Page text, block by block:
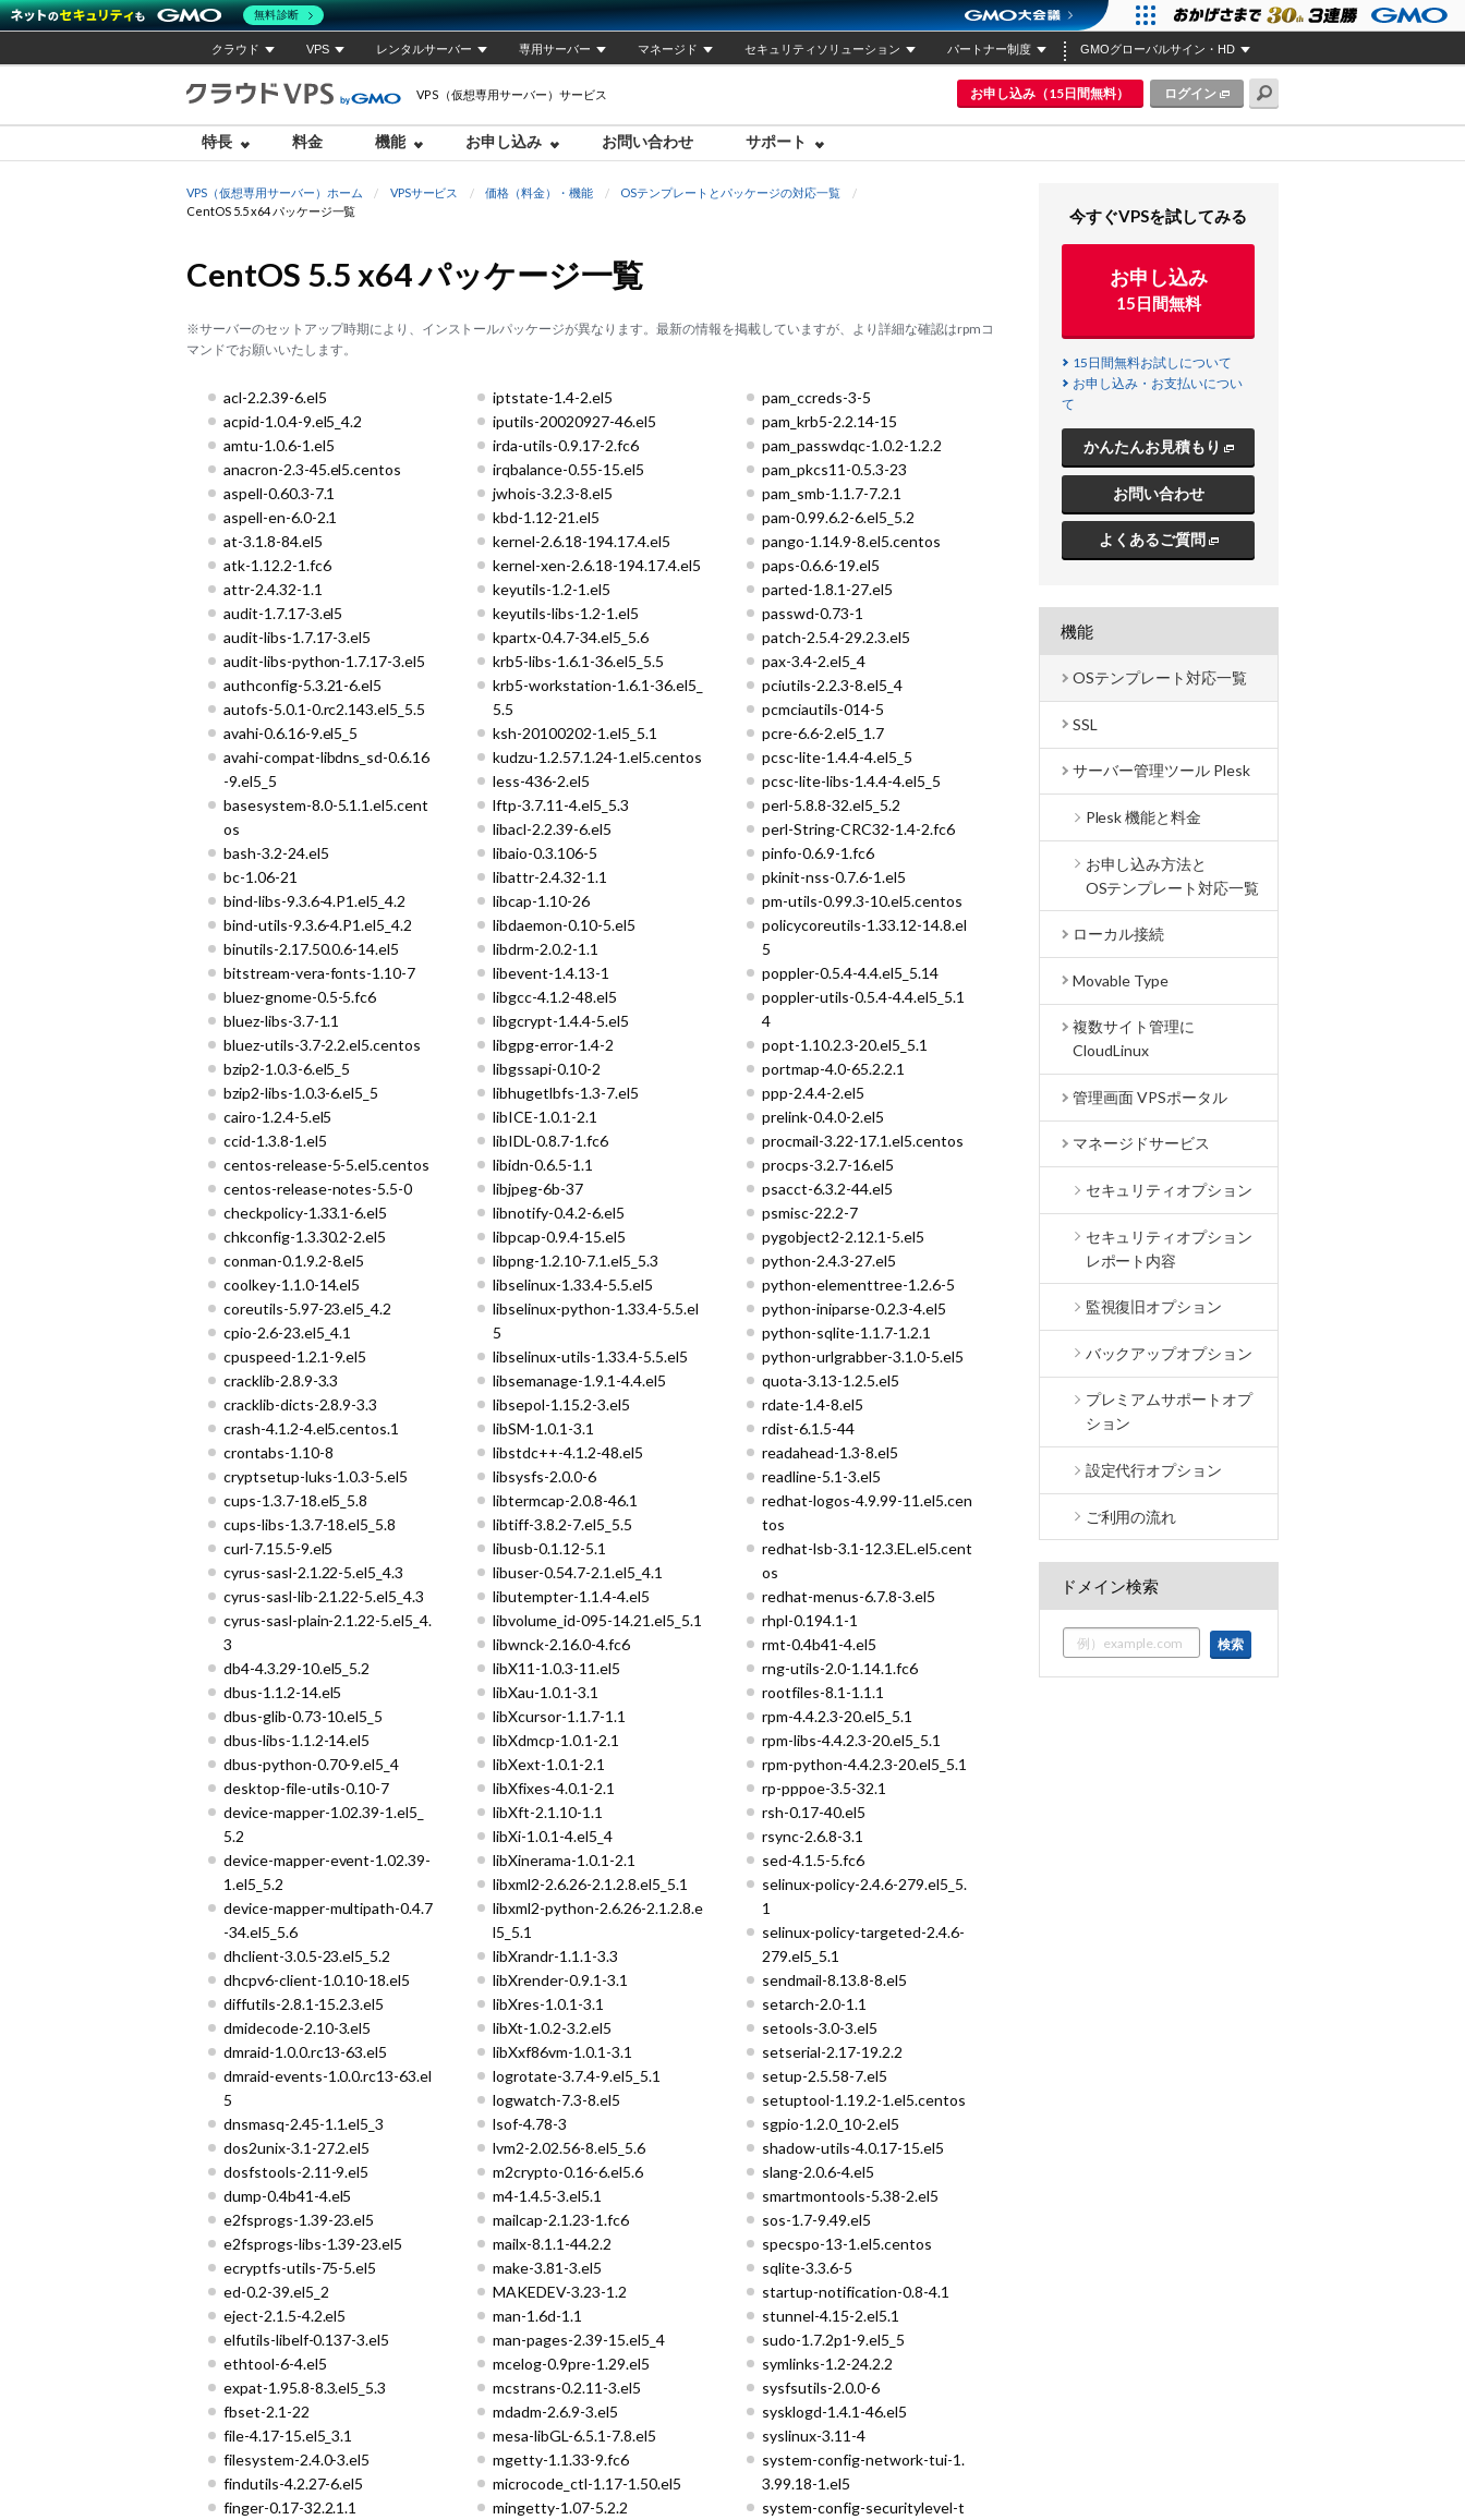
クラウド VPS レンタルサーバー 専用サーバー マネージド セキュリティソリューション パートナー制度 GMOグローバルサイン・HD
VPS（仮想専用サーバー）サービス お申し込み（15日間無料） ログイン
特長 料金 機能 お申し込み お問い合わせ サポート
VPS（仮想専用サーバー）ホーム VPSサービス 価格（料金）・機能
OSテンプレートとパッケージの対応一覧
CentOS 5.5 x64 パッケージ一覧
CentOS 5.5 x64 パッケージ一覧
※サーバーのセットアップ時期により、インストールパッケージが異なります。最新の情報を掲載していますが、より詳細な確認はrpmコ
マンドでお願いいたします。
acl-2.2.39-6.el5
acpid-1.0.4-9.el5_4.2
amtu-1.0.6-1.el5
anacron-2.3-45.el5.centos
aspell-0.60.3-7.1
aspell-en-6.0-2.1
at-3.1.8-84.el5
atk-1.12.2-1.fc6
attr-2.4.32-1.1
audit-1.7.17-3.el5
audit-libs-1.7.17-3.el5
audit-libs-python-1.7.17-3.el5
authconfig-5.3.21-6.el5
autofs-5.0.1-0.rc2.143.el5_5.5
avahi-0.6.16-9.el5_5
avahi-compat-libdns_sd-0.6.16
-9.el5_5
basesystem-8.0-5.1.1.el5.cent
os
bash-3.2-24.el5
bc-1.06-21
bind-libs-9.3.6-4.P1.el5_4.2
bind-utils-9.3.6-4.P1.el5_4.2
binutils-2.17.50.0.6-14.el5
bitstream-vera-fonts-1.10-7
bluez-gnome-0.5-5.fc6
bluez-libs-3.7-1.1
bluez-utils-3.7-2.2.el5.centos
bzip2-1.0.3-6.el5_5
bzip2-libs-1.0.3-6.el5_5
cairo-1.2.4-5.el5
ccid-1.3.8-1.el5
centos-release-5-5.el5.centos
centos-release-notes-5.5-0
checkpolicy-1.33.1-6.el5
chkconfig-1.3.30.2-2.el5
conman-0.1.9.2-8.el5
coolkey-1.1.0-14.el5
coreutils-5.97-23.el5_4.2
cpio-2.6-23.el5_4.1
cpuspeed-1.2.1-9.el5
cracklib-2.8.9-3.3
cracklib-dicts-2.8.9-3.3
crash-4.1.2-4.el5.centos.1
crontabs-1.10-8
cryptsetup-luks-1.0.3-5.el5
cups-1.3.7-18.el5_5.8
cups-libs-1.3.7-18.el5_5.8
curl-7.15.5-9.el5
cyrus-sasl-2.1.22-5.el5_4.3
cyrus-sasl-lib-2.1.22-5.el5_4.3
cyrus-sasl-plain-2.1.22-5.el5_4.
3
db4-4.3.29-10.el5_5.2
dbus-1.1.2-14.el5
dbus-glib-0.73-10.el5_5
dbus-libs-1.1.2-14.el5
dbus-python-0.70-9.el5_4
desktop-file-utils-0.10-7
device-mapper-1.02.39-1.el5_
5.2
device-mapper-event-1.02.39-
1.el5_5.2
device-mapper-multipath-0.4.7
-34.el5_5.6
dhclient-3.0.5-23.el5_5.2
dhcpv6-client-1.0.10-18.el5
diffutils-2.8.1-15.2.3.el5
dmidecode-2.10-3.el5
dmraid-1.0.0.rc13-63.el5
dmraid-events-1.0.0.rc13-63.el
5
dnsmasq-2.45-1.1.el5_3
dos2unix-3.1-27.2.el5
dosfstools-2.11-9.el5
dump-0.4b41-4.el5
e2fsprogs-1.39-23.el5
e2fsprogs-libs-1.39-23.el5
ecryptfs-utils-75-5.el5
ed-0.2-39.el5_2
eject-2.1.5-4.2.el5
elfutils-libelf-0.137-3.el5
ethtool-6-4.el5
expat-1.95.8-8.3.el5_5.3
fbset-2.1-22
file-4.17-15.el5_3.1
filesystem-2.4.0-3.el5
findutils-4.2.27-6.el5
finger-0.17-32.2.1.1
iptstate-1.4-2.el5
iputils-20020927-46.el5
irda-utils-0.9.17-2.fc6
irqbalance-0.55-15.el5
jwhois-3.2.3-8.el5
kbd-1.12-21.el5
kernel-2.6.18-194.17.4.el5
kernel-xen-2.6.18-194.17.4.el5
keyutils-1.2-1.el5
keyutils-libs-1.2-1.el5
kpartx-0.4.7-34.el5_5.6
krb5-libs-1.6.1-36.el5_5.5
krb5-workstation-1.6.1-36.el5_
5.5
ksh-20100202-1.el5_5.1
kudzu-1.2.57.1.24-1.el5.centos
less-436-2.el5
lftp-3.7.11-4.el5_5.3
libacl-2.2.39-6.el5
libaio-0.3.106-5
libattr-2.4.32-1.1
libcap-1.10-26
libdaemon-0.10-5.el5
libdrm-2.0.2-1.1
libevent-1.4.13-1
libgcc-4.1.2-48.el5
libgcrypt-1.4.4-5.el5
libgpg-error-1.4-2
libgssapi-0.10-2
libhugetlbfs-1.3-7.el5
libICE-1.0.1-2.1
libIDL-0.8.7-1.fc6
libidn-0.6.5-1.1
libjpeg-6b-37
libnotify-0.4.2-6.el5
libpcap-0.9.4-15.el5
libpng-1.2.10-7.1.el5_5.3
libselinux-1.33.4-5.5.el5
libselinux-python-1.33.4-5.5.el
5
libselinux-utils-1.33.4-5.5.el5
libsemanage-1.9.1-4.4.el5
libsepol-1.15.2-3.el5
libSM-1.0.1-3.1
libstdc++-4.1.2-48.el5
libsysfs-2.0.0-6
libtermcap-2.0.8-46.1
libtiff-3.8.2-7.el5_5.5
libusb-0.1.12-5.1
libuser-0.54.7-2.1.el5_4.1
libutempter-1.1.4-4.el5
libvolume_id-095-14.21.el5_5.1
libwnck-2.16.0-4.fc6
libX11-1.0.3-11.el5
libXau-1.0.1-3.1
libXcursor-1.1.7-1.1
libXdmcp-1.0.1-2.1
libXext-1.0.1-2.1
libXfixes-4.0.1-2.1
libXft-2.1.10-1.1
libXi-1.0.1-4.el5_4
libXinerama-1.0.1-2.1
libxml2-2.6.26-2.1.2.8.el5_5.1
libxml2-python-2.6.26-2.1.2.8.e
l5_5.1
libXrandr-1.1.1-3.3
libXrender-0.9.1-3.1
libXres-1.0.1-3.1
libXt-1.0.2-3.2.el5
libXxf86vm-1.0.1-3.1
logrotate-3.7.4-9.el5_5.1
logwatch-7.3-8.el5
lsof-4.78-3
lvm2-2.02.56-8.el5_5.6
m2crypto-0.16-6.el5.6
m4-1.4.5-3.el5.1
mailcap-2.1.23-1.fc6
mailx-8.1.1-44.2.2
make-3.81-3.el5
MAKEDEV-3.23-1.2
man-1.6d-1.1
man-pages-2.39-15.el5_4
mcelog-0.9pre-1.29.el5
mcstrans-0.2.11-3.el5
mdadm-2.6.9-3.el5
mesa-libGL-6.5.1-7.8.el5
mgetty-1.1.33-9.fc6
microcode_ctl-1.17-1.50.el5
mingetty-1.07-5.2.2
pam_ccreds-3-5
pam_krb5-2.2.14-15
pam_passwdqc-1.0.2-1.2.2
pam_pkcs11-0.5.3-23
pam_smb-1.1.7-7.2.1
pam-0.99.6.2-6.el5_5.2
pango-1.14.9-8.el5.centos
paps-0.6.6-19.el5
parted-1.8.1-27.el5
passwd-0.73-1
patch-2.5.4-29.2.3.el5
pax-3.4-2.el5_4
pciutils-2.2.3-8.el5_4
pcmciautils-014-5
pcre-6.6-2.el5_1.7
pcsc-lite-1.4.4-4.el5_5
pcsc-lite-libs-1.4.4-4.el5_5
perl-5.8.8-32.el5_5.2
perl-String-CRC32-1.4-2.fc6
pinfo-0.6.9-1.fc6
pkinit-nss-0.7.6-1.el5
pm-utils-0.99.3-10.el5.centos
policycoreutils-1.33.12-14.8.el
5
poppler-0.5.4-4.4.el5_5.14
poppler-utils-0.5.4-4.4.el5_5.1
4
popt-1.10.2.3-20.el5_5.1
portmap-4.0-65.2.2.1
ppp-2.4.4-2.el5
prelink-0.4.0-2.el5
procmail-3.22-17.1.el5.centos
procps-3.2.7-16.el5
psacct-6.3.2-44.el5
psmisc-22.2-7
pygobject2-2.12.1-5.el5
python-2.4.3-27.el5
python-elementtree-1.2.6-5
python-iniparse-0.2.3-4.el5
python-sqlite-1.1.7-1.2.1
python-urlgrabber-3.1.0-5.el5
quota-3.13-1.2.5.el5
rdate-1.4-8.el5
rdist-6.1.5-44
readahead-1.3-8.el5
readline-5.1-3.el5
redhat-logos-4.9.99-11.el5.cen
tos
redhat-lsb-3.1-12.3.EL.el5.cent
os
redhat-menus-6.7.8-3.el5
rhpl-0.194.1-1
rmt-0.4b41-4.el5
rng-utils-2.0-1.14.1.fc6
rootfiles-8.1-1.1.1
rpm-4.4.2.3-20.el5_5.1
rpm-libs-4.4.2.3-20.el5_5.1
rpm-python-4.4.2.3-20.el5_5.1
rp-pppoe-3.5-32.1
rsh-0.17-40.el5
rsync-2.6.8-3.1
sed-4.1.5-5.fc6
selinux-policy-2.4.6-279.el5_5.
1
selinux-policy-targeted-2.4.6-
279.el5_5.1
sendmail-8.13.8-8.el5
setarch-2.0-1.1
setools-3.0-3.el5
setserial-2.17-19.2.2
setup-2.5.58-7.el5
setuptool-1.19.2-1.el5.centos
sgpio-1.2.0_10-2.el5
shadow-utils-4.0.17-15.el5
slang-2.0.6-4.el5
smartmontools-5.38-2.el5
sos-1.7-9.49.el5
specspo-13-1.el5.centos
sqlite-3.3.6-5
startup-notification-0.8-4.1
stunnel-4.15-2.el5.1
sudo-1.7.2p1-9.el5_5
symlinks-1.2-24.2.2
sysfsutils-2.0.0-6
sysklogd-1.4.1-46.el5
syslinux-3.11-4
system-config-network-tui-1.
3.99.18-1.el5
system-config-securitylevel-t
今すぐVPSを試してみる
お申し込み
15日間無料
15日間無料お試しについて
お申し込み・お支払いについ
て
かんたんお見積もり
お問い合わせ
よくあるご質問
機能
OSテンプレート対応一覧
SSL
サーバー管理ツール Plesk
Plesk 機能と料金
お申し込み方法と
OSテンプレート対応一覧
ローカル接続
Movable Type
複数サイト管理に
CloudLinux
管理画面 VPSポータル
マネージドサービス
セキュリティオプション
セキュリティオプション
レポート内容
監視復旧オプション
バックアップオプション
プレミアムサポートオプ
ション
設定代行オプション
ご利用の流れ
ドメイン検索
無料診断